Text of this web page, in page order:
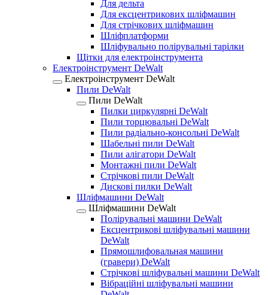
Для дельта
Для ексцентрикових шліфмашин
Для стрічкових шліфмашин
Шліфплатформи
Шліфувально полірувальні тарілки
Щітки для електроінструмента
Електроінструмент DeWalt
Електроінструмент DeWalt
Пили DeWalt
Пили DeWalt
Пилки циркулярні DeWalt
Пили торцювальні DeWalt
Пили радіально-консольні DeWalt
Шабельні пили DeWalt
Пили алігатори DeWalt
Монтажні пили DeWalt
Стрічкові пили DeWalt
Дискові пилки DeWalt
Шліфмашини DeWalt
Шліфмашини DeWalt
Полірувальні машини DeWalt
Ексцентрикові шліфувальні машини
DeWalt
Прямошлифовальная машини
(гравери) DeWalt
Стрічкові шліфувальні машини DeWalt
Вібраційні шліфувальні машини